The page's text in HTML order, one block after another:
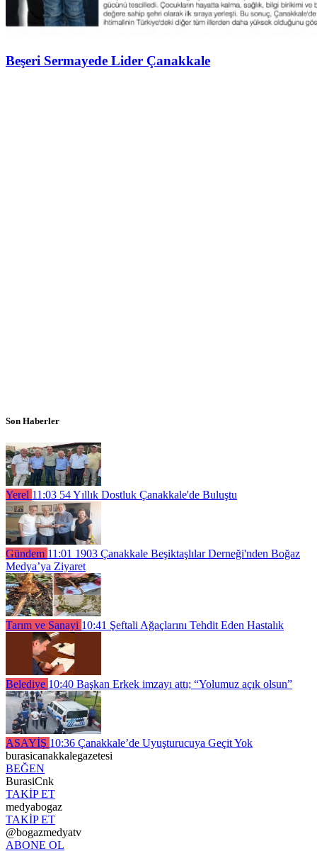
Beşeri Sermayede Lider Çanakkale
Son Haberler
Yerel 11:03 54 Yıllık Dostluk Çanakkale'de Buluştu
Gündem 11:01 1903 Çanakkale Beşiktaşlılar Derneği'nden Boğaz
Medya’ya Ziyaret
Tarım ve Sanayi 10:41 Şeftali Ağaçlarını Tehdit Eden Hastalık
Belediye 10:40 Başkan Erkek imzayı attı; “Yolumuz açık olsun”
ASAYİŞ 10:36 Çanakkale’de Uyuşturucuya Geçit Yok
burasicanakkalegazetesi
BEĞEN
BurasiCnk
TAKİP ET
medyabogaz
TAKİP ET
@bogazmedyatv
ABONE OL